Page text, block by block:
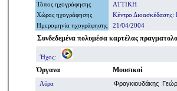
Τόπος ηχογράφησης
ΑΤΤΙΚΗ
Χώρος ηχογράφησης
Κέντρο
Ημερομηνία ηχογράφησης 21/04/2004
Συνδεδεμένα πολυμέσα καρτέλας
Ήχος:
Όργανα Μουσικοί
Λύρα
Φραγκιουδάκης